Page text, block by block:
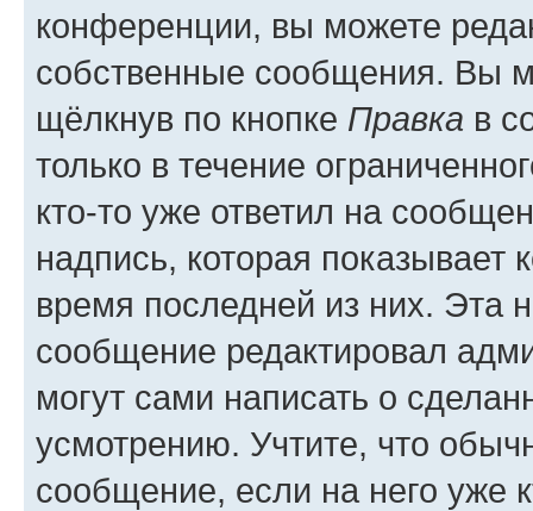
конференции, вы можете
собственные сообщения. Вы
щёлкнув по кнопке Правка в
только в течение
кто-то уже ответил на
надпись, которая показывает
время последней из них. Эта
сообщение редактировал
могут сами написать о
усмотрению. Учтите, что
сообщение, если на него уже